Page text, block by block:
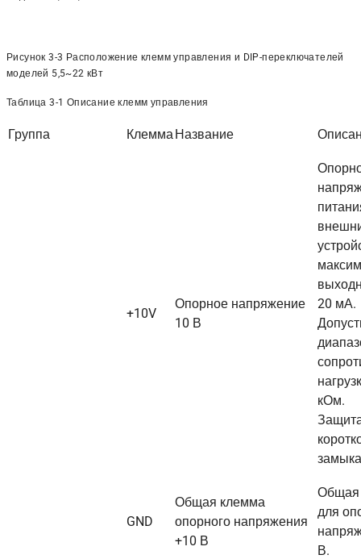
Рисунок 3-3 Расположение клемм управления и DIP-переключателей
моделей 5,5~22 кВт
Таблица 3-1 Описание клемм управления
Группа КлеммаНазвание
+10V
Опорное напряжение
10 В
20 мА.
кОм.
GND
Общая клемма
опорного напряжения
+10 В
Общая
для
В.